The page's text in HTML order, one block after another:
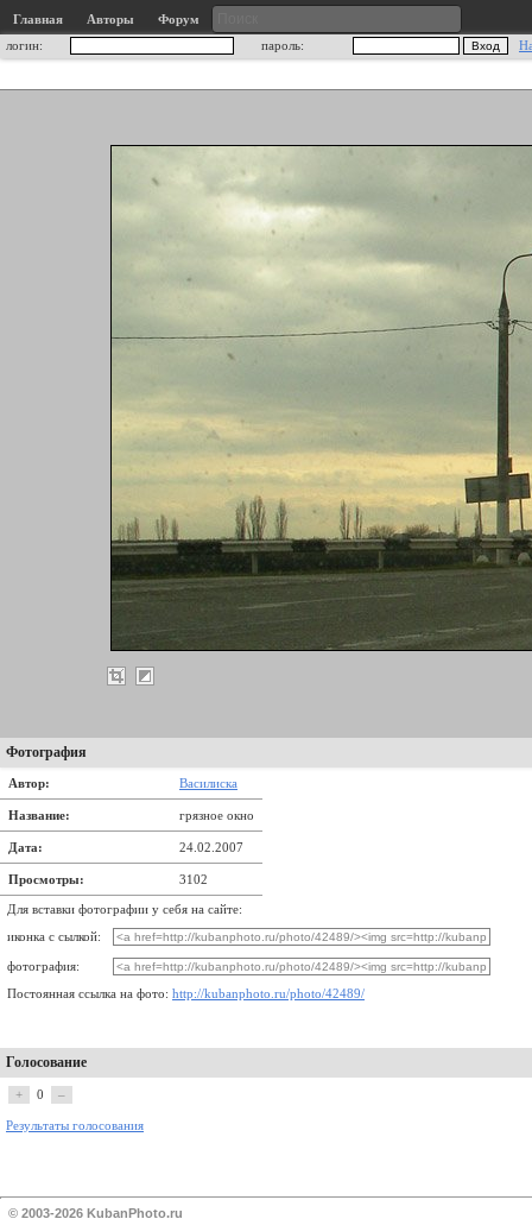
Главная Авторы
Форум
логин:
пароль:
Фотография
Автор: Василиска
Название: грязное окно
Дата: 24.02.2007
Просмотры: 3102
Для вставки фотографии у себя на сайте:
иконка с сылкой:
фотография:
Постоянная ссылка на фото: http://kubanphoto.ru/photo/42489/
Голосование
+ 0 –
Результаты голосования
© 2003-2026 KubanPhoto.ru